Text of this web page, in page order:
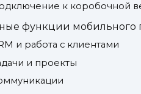
к коробочной
функции мобильного
и работа с клиентами
и проекты